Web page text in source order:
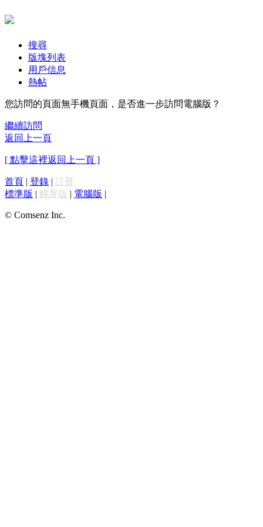
搜尋
版塊列表
用戶信息
熱帖
您訪問的頁面無手機頁面，是否進一步訪問電腦版？
繼續訪問
返回上一頁
[ 點擊這裡返回上一頁 ]
首頁 | 登錄 | 註冊
標準版 | 觸屏版 | 電腦版 |
© Comsenz Inc.